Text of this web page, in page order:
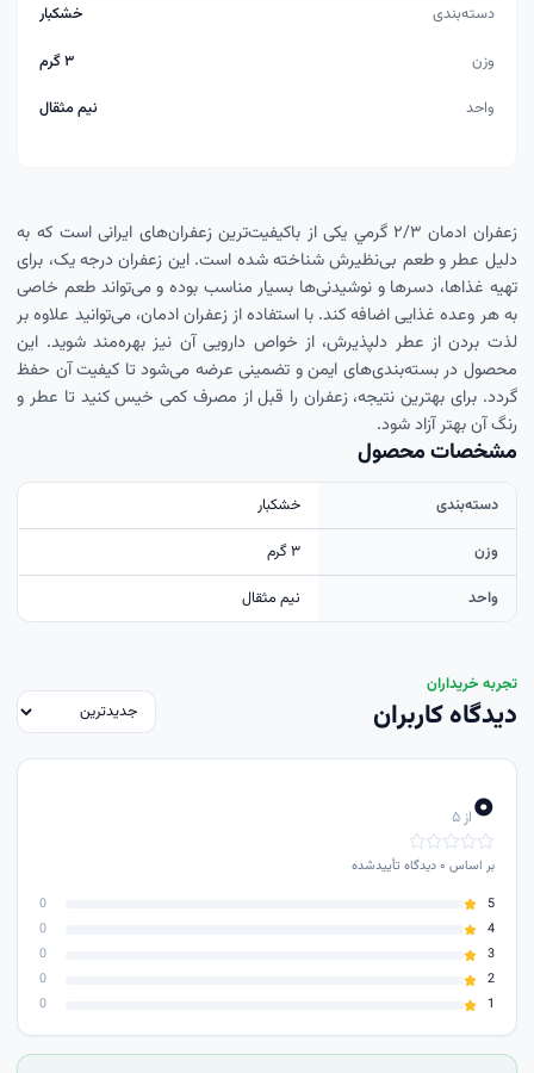
دسته‌بندی
خشکبار
وزن
۳ گرم
واحد
نيم مثقال
زعفران ادمان ۲/۳ گرمي یکی از باکیفیت‌ترین زعفران‌های ایرانی است که به
دلیل عطر و طعم بی‌نظیرش شناخته شده است. این زعفران درجه یک، برای
تهیه غذاها، دسرها و نوشیدنی‌ها بسیار مناسب بوده و می‌تواند طعم خاصی
به هر وعده غذایی اضافه کند. با استفاده از زعفران ادمان، می‌توانید علاوه بر
لذت بردن از عطر دلپذیرش، از خواص دارویی آن نیز بهره‌مند شوید. این
محصول در بسته‌بندی‌های ایمن و تضمینی عرضه می‌شود تا کیفیت آن حفظ
گردد. برای بهترین نتیجه، زعفران را قبل از مصرف کمی خیس کنید تا عطر و
رنگ آن بهتر آزاد شود.
مشخصات محصول
دسته‌بندی
خشکبار
وزن
۳ گرم
واحد
نيم مثقال
تجربه خریداران
دیدگاه کاربران
۰از ۵
بر اساس ۰دیدگاه تأییدشده
5
0
4
0
3
0
2
0
1
0